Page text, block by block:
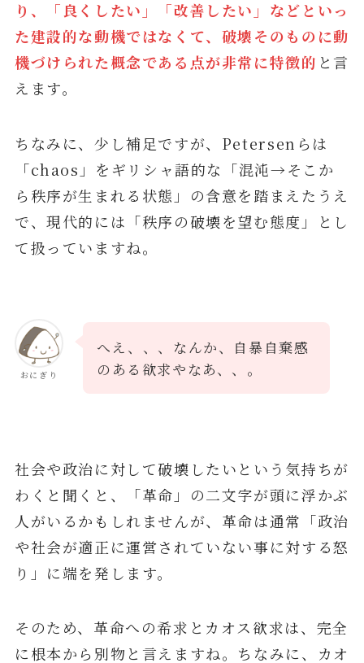
り、「良くしたい」「改善したい」などといっ
た建設的な動機ではなくて、破壊そのものに動
機づけられた概念である点が非常に特徴的 と言
えます。
ちなみに、少し補足ですが、Petersenらは
「chaos」をギリシャ語的な「混沌→そこか
ら秩序が生まれる状態」の含意を踏まえたうえ
で、現代的には「秩序の破壊を望む態度」とし
て扱っていますね。
おにぎり
へえ、、、なんか、自暴自棄感
のある欲求やなあ、、。
社会や政治に対して破壊したいという気持ちが
わくと聞くと、「革命」の二文字が頭に浮かぶ
人がいるかもしれませんが、革命は通常「政治
や社会が適正に運営されていない事に対する怒
り」に端を発します。
そのため、革命への希求とカオス欲求は、完全
に根本から別物と言えますね。ちなみに、カオ